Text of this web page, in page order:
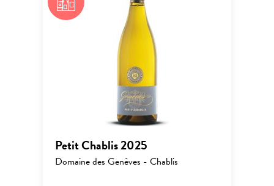
Petit Chablis 2025
Domaine des Genèves - Chablis